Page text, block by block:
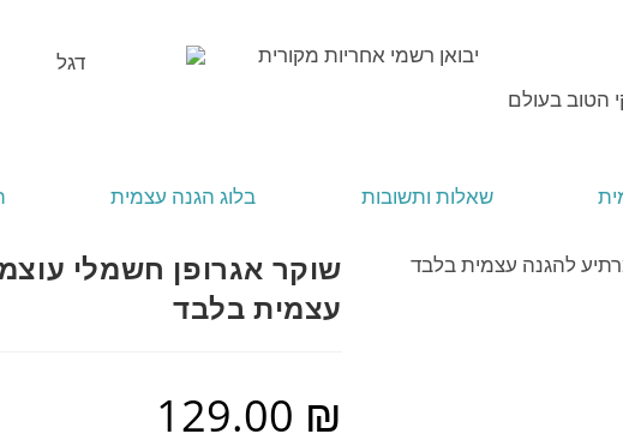
הטוב בעולם
יבואן רשמי אחריות מקורית
שאלות ותשובות בלוג הגנה עצמית
להגנה עצמית בלבד
שוקר אגרופן חשמלי
עצמית בלבד
129.00 ₪